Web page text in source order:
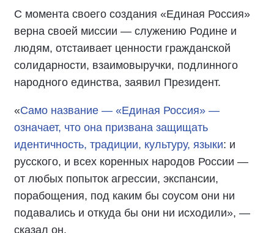
С момента своего создания «Единая Россия»
верна своей миссии — служению Родине и
людям, отстаивает ценности гражданской
солидарности, взаимовыручки, подлинного
народного единства, заявил Президент.
«Само название — «Единая Россия» —
означает, что она призвана защищать
идентичность, традиции, культуру, языки: и
русского, и всех коренных народов России —
от любых попыток агрессии, экспансии,
порабощения, под каким бы соусом они ни
подавались и откуда бы они ни исходили», —
сказал он.